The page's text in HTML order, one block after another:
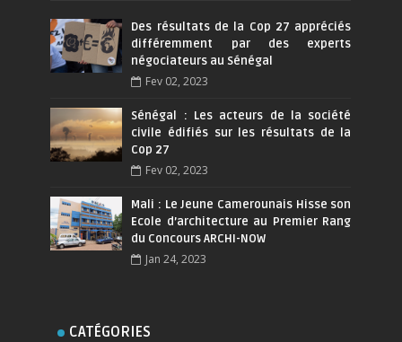
Des résultats de la Cop 27 appréciés
différemment par des experts
négociateurs au Sénégal
Fev 02, 2023
Sénégal : Les acteurs de la société
civile édifiés sur les résultats de la
Cop 27
Fev 02, 2023
Mali : Le Jeune Camerounais Hisse son
Ecole d’architecture au Premier Rang
du Concours ARCHI-NOW
Jan 24, 2023
CATÉGORIES